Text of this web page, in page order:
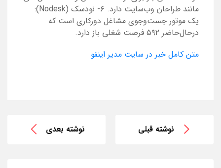
مانند طراحان وب‌سایت دارد. ۶- نودسک (Nodesk):
یک موتور جست‌وجوی مشاغل دورکاری است که
درحال‌حاضر ۵۹۲ فرصت شغلی باز دارد.
متن کامل خبر در سایت مدیر اینفو
نوشته قبلی نوشته بعدی